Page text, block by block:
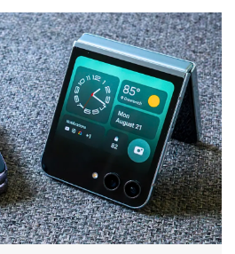
Flip 4 sau thời gian sử
thể phát sinh và cách
Z Flip 4 trong năm